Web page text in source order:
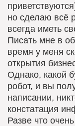
но сделаю всё
всегда иметь
Писать мне в
время у меня
открытия
Однако, какой
робот, и вы
написании,
констатация
Разве что